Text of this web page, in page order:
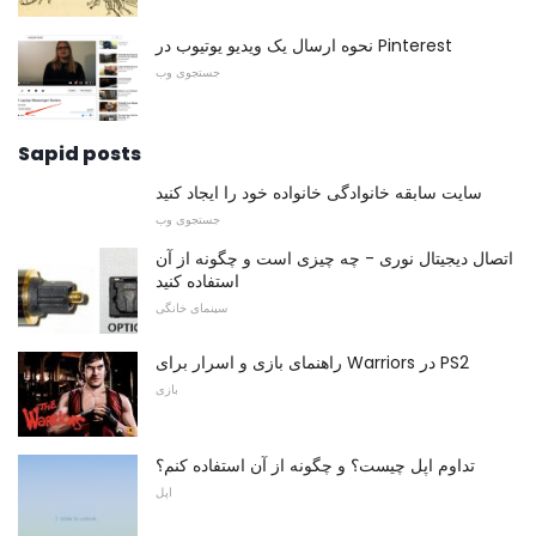
نحوه ارسال یک ویدیو یوتیوب در Pinterest
جستجوی وب
Sapid posts
سایت سابقه خانوادگی خانواده خود را ایجاد کنید
جستجوی وب
اتصال دیجیتال نوری - چه چیزی است و چگونه از آن
استفاده کنید
سینمای خانگی
راهنمای بازی و اسرار برای Warriors در PS2
بازی
تداوم اپل چیست؟ و چگونه از آن استفاده کنم؟
اپل